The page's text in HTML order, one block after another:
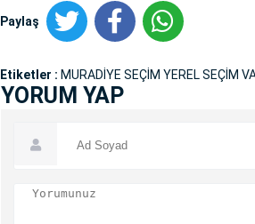
Paylaş
Etiketler : MURADİYE SEÇİM YEREL SEÇİM
YORUM YAP